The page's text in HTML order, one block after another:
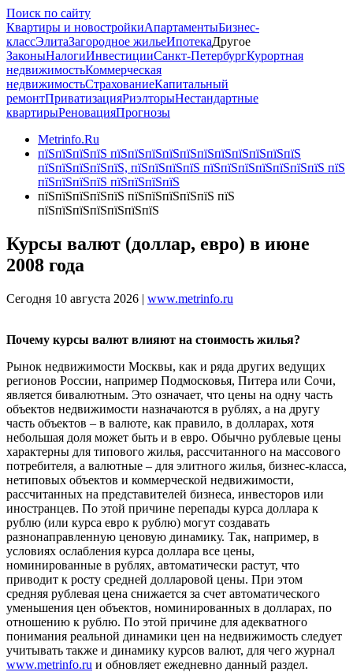
Поиск по сайту
Квартиры и новостройкиАпартаментыБизнес-
классЭлитаЗагородное жильеИпотекаДругое
ЗаконыНалогиИнвестицииСанкт-ПетербургКурортная
недвижимостьКоммерческая
недвижимостьСтрахованиеКапитальный
ремонтПриватизацияРиэлторыНестандартные
квартирыРеновацияПрогнозы
Metrinfo.Ru
пїЅпїЅпїЅпїЅ пїЅпїЅпїЅпїЅпїЅпїЅпїЅпїЅпїЅпїЅпїЅ
пїЅпїЅпїЅпїЅпїЅ, пїЅпїЅпїЅпїЅ пїЅпїЅпїЅпїЅпїЅпїЅпїЅ пїЅ
пїЅпїЅпїЅпїЅ пїЅпїЅпїЅпїЅ
пїЅпїЅпїЅпїЅпїЅ пїЅпїЅпїЅпїЅпїЅ пїЅ
пїЅпїЅпїЅпїЅпїЅпїЅпїЅ
Курсы валют (доллар, евро) в июне
2008 года
Сегодня 10 августа 2026 | www.metrinfo.ru
Почему курсы валют влияют на стоимость жилья?
Рынок недвижимости Москвы, как и ряда других ведущих
регионов России, например Подмосковья, Питера или Сочи,
является бивалютным. Это означает, что цены на одну часть
объектов недвижимости назначаются в рублях, а на другу
часть объектов – в валюте, как правило, в долларах, хотя
небольшая доля может быть и в евро. Обычно рублевые цены
характерны для типового жилья, рассчитанного на массового
потребителя, а валютные – для элитного жилья, бизнес-класса,
нетиповых объектов и коммерческой недвижимости,
рассчитанных на представителей бизнеса, инвесторов или
иностранцев. По этой причине перепады курса доллара к
рублю (или курса евро к рублю) могут создавать
разнонаправленную ценовую динамику. Так, например, в
условиях ослабления курса доллара все цены,
номинированные в рублях, автоматически растут, что
приводит к росту средней долларовой цены. При этом
средняя рублевая цена снижается за счет автоматического
уменьшения цен объектов, номинированных в долларах, по
отношению к рублю. По этой причине для адекватного
понимания реальной динамики цен на недвижимость следует
учитывать также и динамику курсов валют, для чего журнал
www.metrinfo.ru и обновляет ежедневно данный раздел.